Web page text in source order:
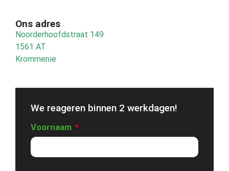
Ons adres
Noorderhoofdstraat 149
1561 AT
Krommenie
We reageren binnen 2 werkdagen!
Voornaam